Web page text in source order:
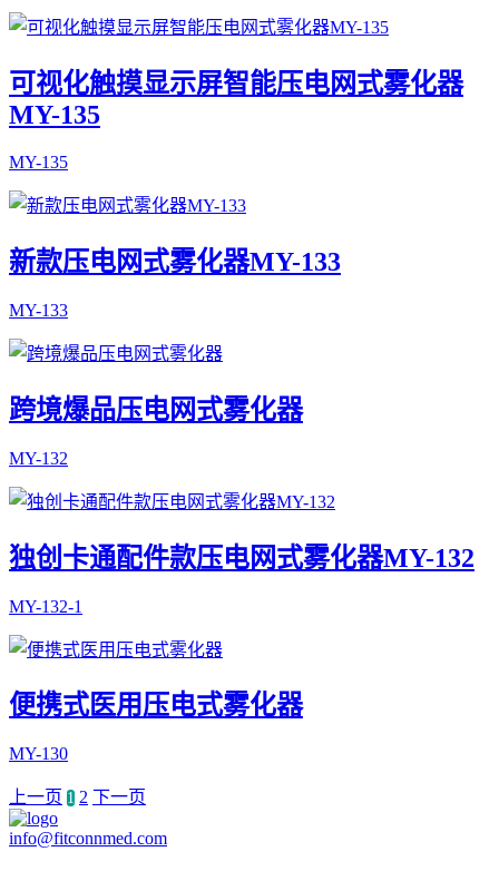
可视化触摸显示屏智能压电网式雾化器
MY-135
MY-135
新款压电网式雾化器MY-133
MY-133
跨境爆品压电网式雾化器
MY-132
独创卡通配件款压电网式雾化器MY-132
MY-132-1
便携式医用压电式雾化器
MY-130
上一页 1 2 下一页
info@fitconnmed.com